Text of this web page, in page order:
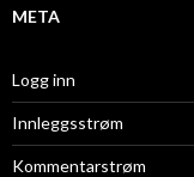
META
Logg inn
Innleggsstrøm
Kommentarstrøm